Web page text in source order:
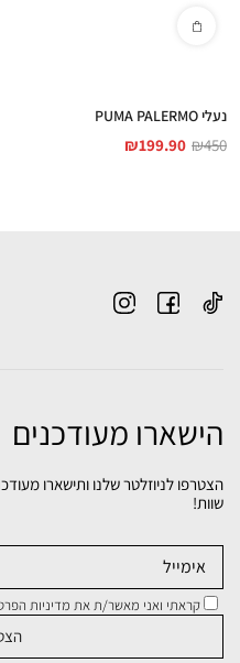
נעלי PUMA PALERMO
₪450
₪199.90
הישארו מעודכנים
הצטרפו לניוזלטר שלנו ותישארו
שוות!
קראתי ואני מאשר/ת את מדיניות